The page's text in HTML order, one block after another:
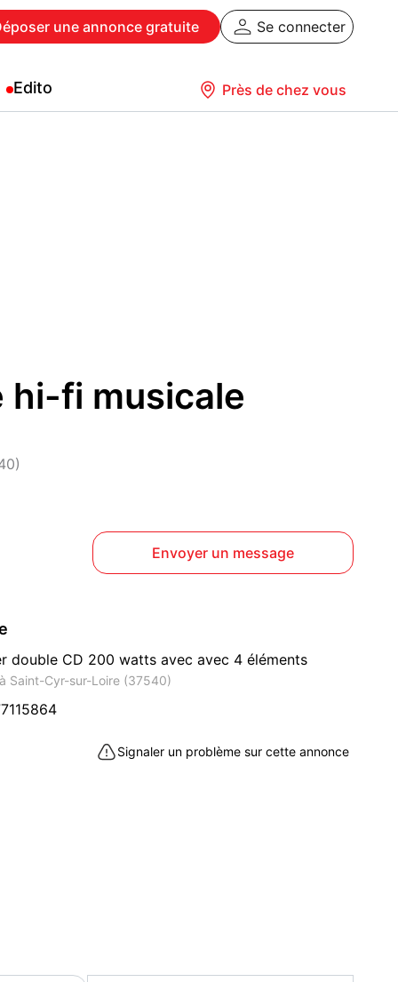
une annonce gratuite Se connecter
Edito Près de chez vous
hi-fi musicale
Envoyer un message
double CD 200 watts avec avec 4 éléments
Saint-Cyr-sur-Loire (37540)
Signaler un problème sur cette annonce